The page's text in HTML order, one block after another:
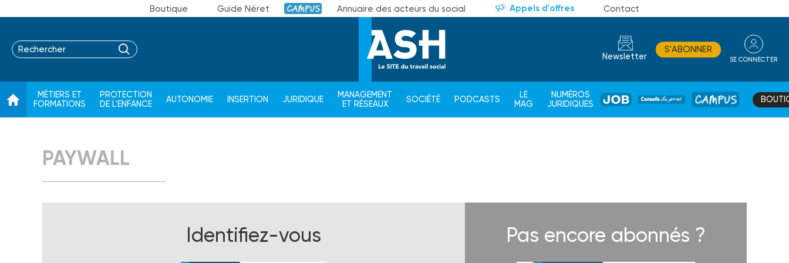
Boutique Guide Néret Campus Annuaire des acteurs du social Appels d'offres Contact
Newsletter
S'ABONNER
SE CONNECTER
MÉTIERS ET
FORMATIONS
PROTECTION
DE L'ENFANCE
AUTONOMIE INSERTION JURIDIQUE
MANAGEMENT
ET RÉSEAUX
SOCIÉTÉ PODCASTS
LE
MAG
NUMÉROS
JURIDIQUES
JOB
DE
CAMPUS
PAYWALL
Identifiez-vous Pas encore abonnés ?